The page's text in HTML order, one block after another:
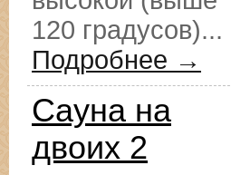
120 градусов)...
Подробнее →
Сауна на
двоих 2